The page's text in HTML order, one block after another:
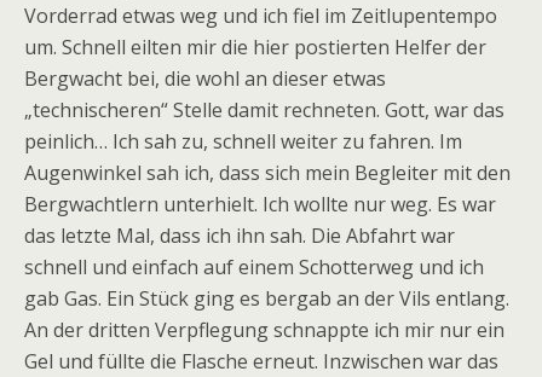
Vorderrad etwas weg und ich fiel im Zeitlupentempo
um. Schnell eilten mir die hier postierten Helfer der
Bergwacht bei, die wohl an dieser etwas
„technischeren“ Stelle damit rechneten. Gott, war das
peinlich… Ich sah zu, schnell weiter zu fahren. Im
Augenwinkel sah ich, dass sich mein Begleiter mit den
Bergwachtlern unterhielt. Ich wollte nur weg. Es war
das letzte Mal, dass ich ihn sah. Die Abfahrt war
schnell und einfach auf einem Schotterweg und ich
gab Gas. Ein Stück ging es bergab an der Vils entlang.
An der dritten Verpflegung schnappte ich mir nur ein
Gel und füllte die Flasche erneut. Inzwischen war das